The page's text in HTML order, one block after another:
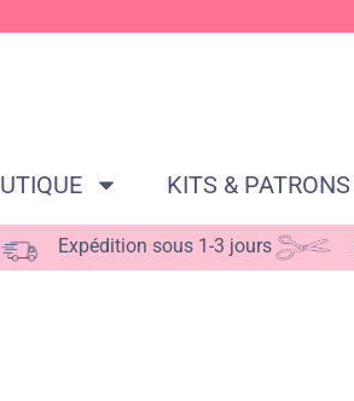
KITS & PATRONS
Expédition sous 1-3 jours